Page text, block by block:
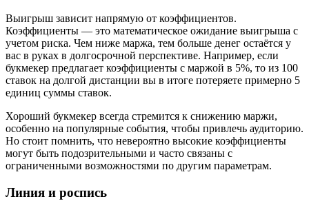
Выигрыш зависит напрямую от коэффициентов.
Коэффициенты — это математическое ожидание выигрыша с
учетом риска. Чем ниже маржа, тем больше денег остаётся у
вас в руках в долгосрочной перспективе. Например, если
букмекер предлагает коэффициенты с маржой в 5%, то из 100
ставок на долгой дистанции вы в итоге потеряете примерно 5
единиц суммы ставок.
Хороший букмекер всегда стремится к снижению маржи,
особенно на популярные события, чтобы привлечь аудиторию.
Но стоит помнить, что невероятно высокие коэффициенты
могут быть подозрительными и часто связаны с
ограниченными возможностями по другим параметрам.
Линия и роспись